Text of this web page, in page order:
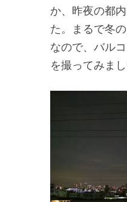
か、昨夜の都
た。まるで冬の
なので、バル
を撮ってみまし